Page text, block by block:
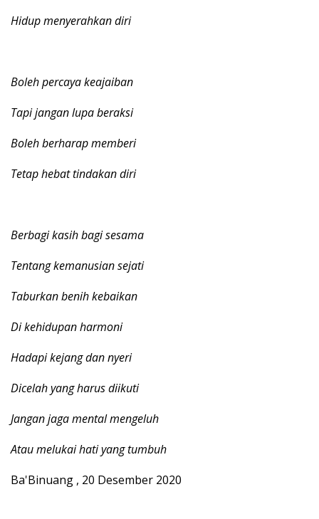
Hidup menyerahkan diri
Boleh percaya keajaiban
Tapi jangan lupa beraksi
Boleh berharap memberi
Tetap hebat tindakan diri
Berbagi kasih bagi sesama
Tentang kemanusian sejati
Taburkan benih kebaikan
Di kehidupan harmoni
Hadapi kejang dan nyeri
Dicelah yang harus diikuti
Jangan jaga mental mengeluh
Atau melukai hati yang tumbuh
Ba'Binuang , 20 Desember 2020